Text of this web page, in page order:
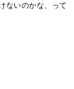
ないのかな、って